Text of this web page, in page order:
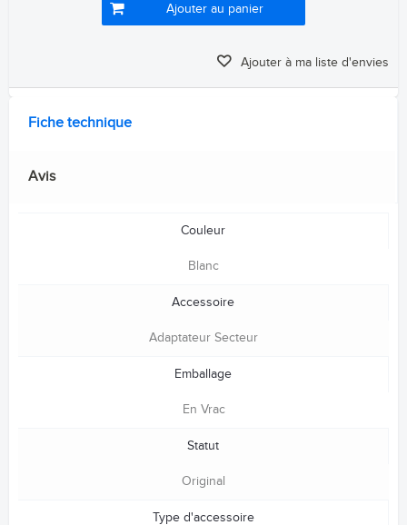
Ajouter au panier
Ajouter à ma liste d'envies
Fiche technique
Avis
Couleur
Blanc
Accessoire
Adaptateur Secteur
Emballage
En Vrac
Statut
Original
Type d'accessoire